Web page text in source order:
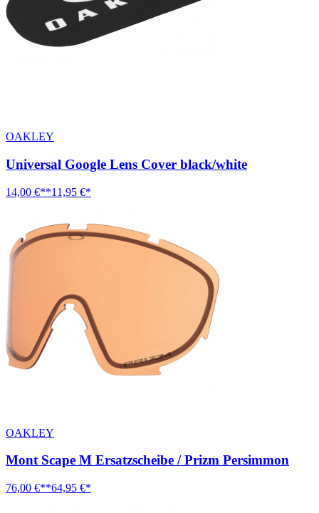
OAKLEY
Universal Google Lens Cover black/white
14,00 €**11,95 €*
OAKLEY
Mont Scape M Ersatzscheibe / Prizm Persimmon
76,00 €**64,95 €*